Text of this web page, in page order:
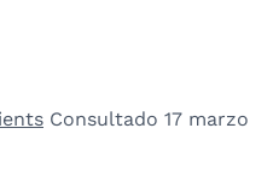
Consultado 17 marzo